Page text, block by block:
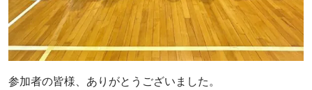
参加者の皆様、ありがとうございました。